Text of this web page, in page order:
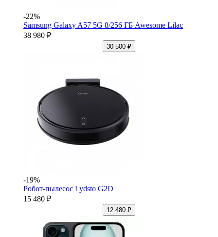
-22%
Samsung Galaxy A57 5G 8/256 ГБ Awesome Lilac
38 980 ₽
30 500 ₽
-19%
Робот-пылесос Lydsto G2D
15 480 ₽
12 480 ₽